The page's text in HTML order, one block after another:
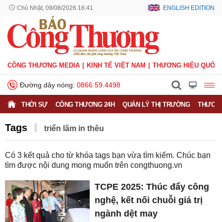
Chủ Nhật, 09/08/2026 16:41 ENGLISH EDITION
CÔNG THƯƠNG MEDIA KINH TẾ VIỆT NAM THƯƠNG HIỆU QUỐC
Đường dây nóng: 0866.59.4498
THỜI SỰ CÔNG THƯƠNG 24H QUẢN LÝ THỊ TRƯỜNG
Tags triển lãm in thêu
Có 3 kết quả cho từ khóa tags bạn vừa tìm kiếm. Chúc bạn
tìm được nội dung mong muốn trên congthuong.vn
TCPE 2025: Thúc đẩy công
nghệ, kết nối chuỗi giá trị
ngành dệt may